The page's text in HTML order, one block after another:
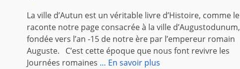
La ville d’Autun est un véritable livre d’Histoire, comme le
raconte notre page consacrée à la ville d’Augustodunum,
fondée vers l’an -15 de notre ère par l’empereur romain
Auguste. C’est cette époque que nous font revivre les
Journées romaines … En savoir plus